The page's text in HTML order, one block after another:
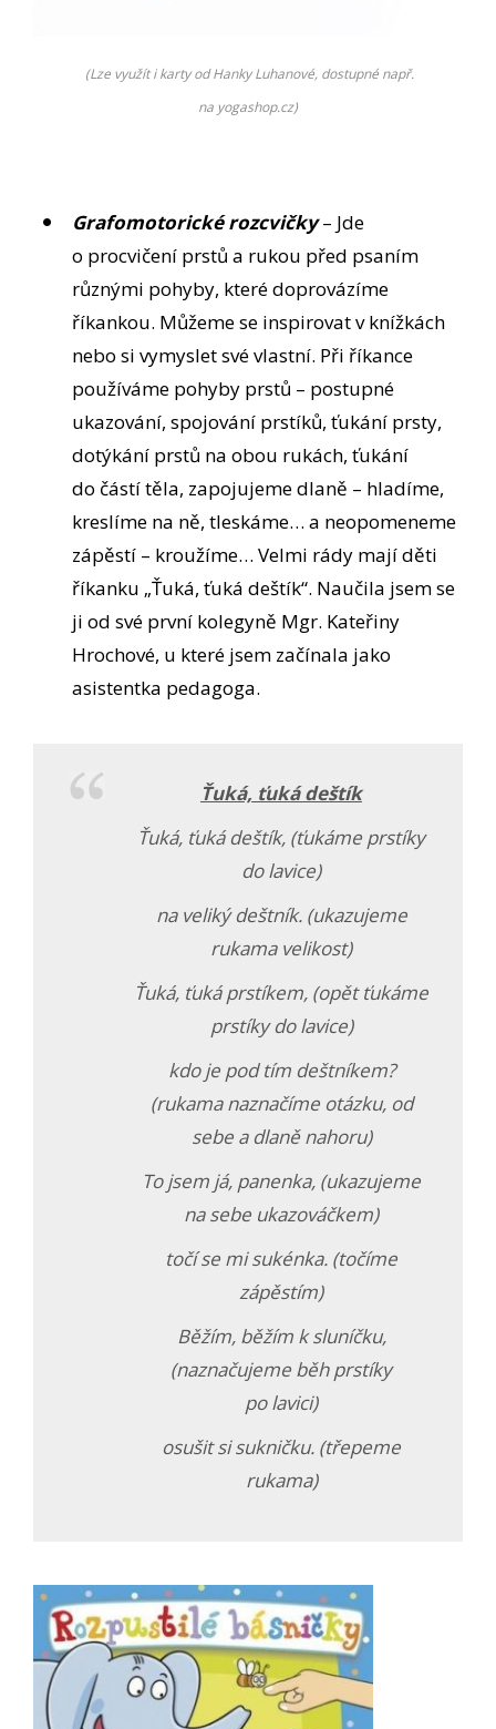
(Lze využít i karty od Hanky Luhanové, dostupné např.
na yogashop.cz)
Grafomotorické rozcvičky– Jde
o procvičení prstů a rukou před psaním
různými pohyby, které doprovázíme
říkankou. Můžeme se inspirovat v knížkách
nebo si vymyslet své vlastní. Při říkance
používáme pohyby prstů – postupné
ukazování, spojování prstíků, ťukání prsty,
dotýkání prstů na obou rukách, ťukání
do částí těla, zapojujeme dlaně – hladíme,
kreslíme na ně, tleskáme… a neopomeneme
zápěstí – kroužíme… Velmi rády mají děti
říkanku „Ťuká, ťuká deštík“. Naučila jsem se
ji od své první kolegyně Mgr. Kateřiny
Hrochové, u které jsem začínala jako
asistentka pedagoga.
Ťuká, ťuká deštík
Ťuká, ťuká deštík, (ťukáme prstíky
do lavice)
na veliký deštník. (ukazujeme
rukama velikost)
Ťuká, ťuká prstíkem, (opět ťukáme
prstíky do lavice)
kdo je pod tím deštníkem?
(rukama naznačíme otázku, od
sebe a dlaně nahoru)
To jsem já, panenka, (ukazujeme
na sebe ukazováčkem)
točí se mi sukénka. (točíme
zápěstím)
Běžím, běžím k sluníčku,
(naznačujeme běh prstíky
po lavici)
osušit si sukničku. (třepeme
rukama)